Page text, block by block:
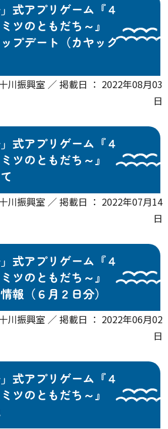
式アプリゲーム『４
ツのともだち～』
プデート（カヤック
川振興室 ／ 掲載日 ： 2022年08月03
日
式アプリゲーム『４
ミツのともだち～』
川振興室 ／ 掲載日 ： 2022年07月14
日
式アプリゲーム『４
ミツのともだち～』
報（６月２日分）
川振興室 ／ 掲載日 ： 2022年06月02
日
式アプリゲーム『４
ミツのともだち～』